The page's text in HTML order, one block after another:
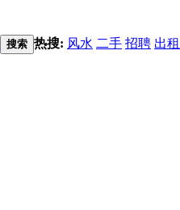
搜索 热搜: 风水 二手 招聘 出租